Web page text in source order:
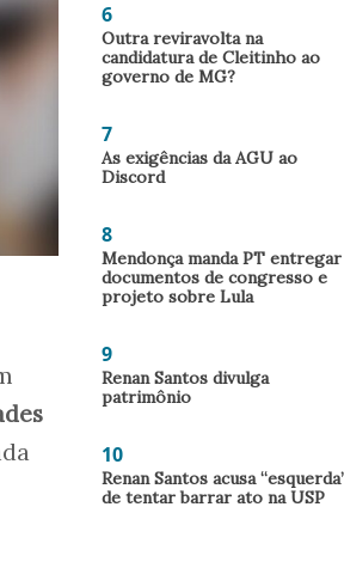
6
Outra reviravolta na
candidatura de Cleitinho ao
governo de MG?
7
As exigências da AGU ao
Discord
8
Mendonça manda PT entregar
documentos de congresso e
projeto sobre Lula
9
Renan Santos divulga
patrimônio
10
Renan Santos acusa
de tentar barrar ato na USP